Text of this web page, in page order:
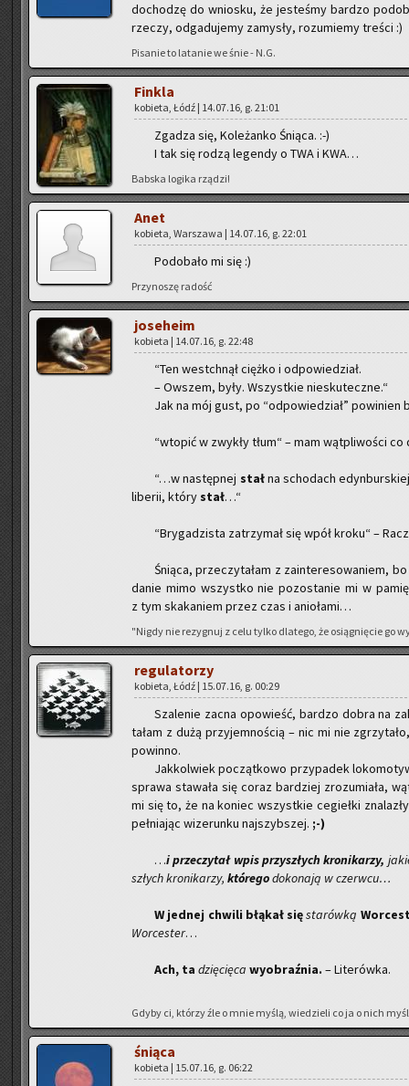
do­cho­dzę do wnio­sku, że je­ste­śmy bar­dzo
rze­czy, od­ga­du­je­my za­my­sły, ro­zu­mie­my tre­ści :)
Pi­sa­nie to la­ta­nie we śnie - N.G.
Fin­kla
ko­bie­ta, Łódź | 14.07.16, g. 21:01
Zga­dza się, Ko­le­żan­ko Śnią­ca. :-)
I tak się rodzą le­gen­dy o TWA i KWA…
Bab­ska lo­gi­ka rzą­dzi!
Anet
ko­bie­ta, War­sza­wa | 14.07.16, g. 22:01
Po­do­ba­ło mi się :)
Przy­no­szę ra­dość
jo­se­he­im
ko­bie­ta | 14.07.16, g. 22:48
“Ten wes­tchnął cięż­ko i od­po­wie­dział.
– Ow­szem, były. Wszyst­kie nie­sku­tecz­ne.“
Jak na mój gust, po “od­po­wie­dział” po­wi­nien
“wto­pić w zwy­kły tłum“ – mam wąt­pli­wo­ści
“…w na­stęp­nej stałna scho­dach
li­be­rii, który stał…“
“Bry­ga­dzi­sta za­trzy­mał się wpół kroku“ –
Śnią­ca, prze­czy­ta­łam z za­in­te­re­so­wa­niem,
da­nie mimo wszyst­ko nie po­zo­sta­nie mi w
z tym ska­ka­niem przez czas i anio­ła­mi…
"Nigdy nie re­zy­gnuj z celu tylko dla­te­go, że osią­gnię­cie go
re­gu­la­to­rzy
ko­bie­ta, Łódź | 15.07.16, g. 00:29
Sza­le­nie zacna opo­wieść, bar­dzo dobra na
ta­łam z dużą przy­jem­no­ścią – nic mi nie
po­win­no.
Jak­kol­wiek po­cząt­ko­wo przy­pa­dek
spra­wa sta­wa­ła się coraz bar­dziej zro­zu­mia­ła,
mi się to, że na ko­niec wszyst­kie ce­gieł­ki
peł­nia­jąc wi­ze­run­ku naj­szyb­szej. ;-)
…i prze­czy­tał wpis przy­szłych kro­ni­ka­rzy,
szłych kro­ni­ka­rzy, któ­re­godo­ko­na­ją w czerw­cu…
W jed­nej chwi­li błą­kał sięsta­rów­ką
Wor­ce­ster…
Ach, ta dzię­cię­ca wy­obraź­nia. – Li­te­rów­ka.
Gdyby ci, któ­rzy źle o mnie myślą, wie­dzie­li co ja o nich
śnią­ca
ko­bie­ta | 15.07.16, g. 06:22